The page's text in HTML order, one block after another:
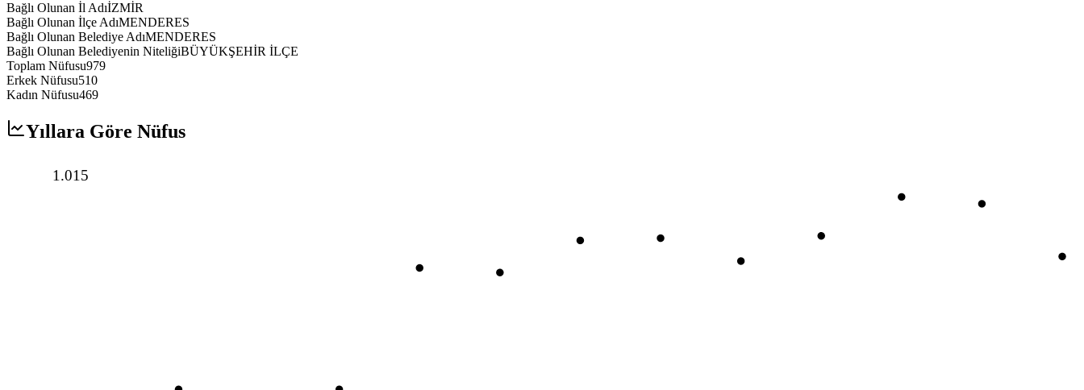
Bağlı Olunan İl AdıİZMİR
Bağlı Olunan İlçe AdıMENDERES
Bağlı Olunan Belediye AdıMENDERES
Bağlı Olunan Belediyenin NiteliğiBÜYÜKŞEHİR İLÇE
Toplam Nüfusu979
Erkek Nüfusu510
Kadın Nüfusu469
Yıllara Göre Nüfus
1.015